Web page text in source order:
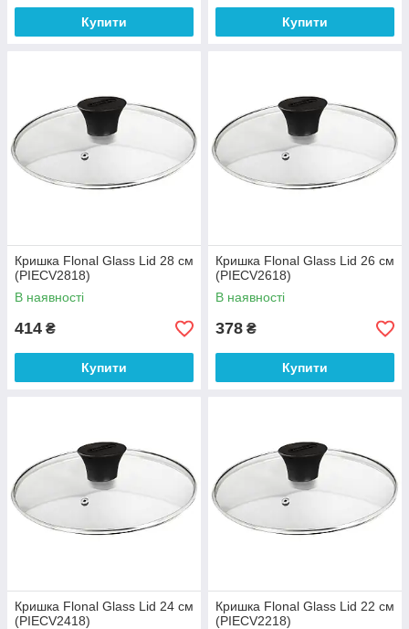
Купити Купити
Кришка Flonal Glass Lid 28 см
(PIECV2818)
В наявності
414 ₴
Купити
Кришка Flonal Glass Lid 26 см
(PIECV2618)
В наявності
378 ₴
Купити
Кришка Flonal Glass Lid 24 см
(PIECV2418)
Кришка Flonal Glass Lid 22 см
(PIECV2218)